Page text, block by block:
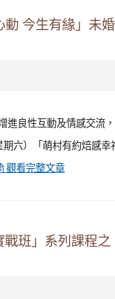
今生有緣」未
良性互動及情感交流
六）「萌村有約焙感
觀看完整文章
班」系列課程